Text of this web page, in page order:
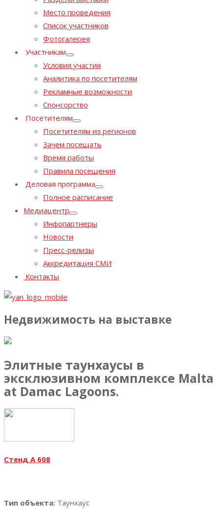
Место проведения
Список участников
Фотогалерея
Участникам
Условия участия
Аналитика по посетителям
Рекламные возможности
Спонсорство
Посетителям
Посетителям из регионов
Зачем посещать
Время работы
Правила посещения
Деловая программа
Полное расписание
Медиацентр
Инфопартнеры
Новости
Пресс-релизы
Аккредитация СМИ
Контакты
Недвижимость на выставке
Элитные таунхаусы в
эксклюзивном комплексе Malta
at Damac Lagoons.
Стенд А 608
Тип объекта: Таунхаус